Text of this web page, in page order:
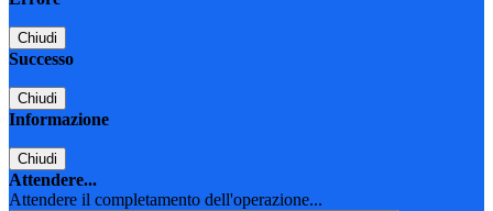
Chiudi
Successo
Chiudi
Informazione
Chiudi
Attendere...
Attendere il completamento dell'operazione...